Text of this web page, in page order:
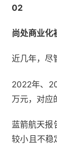
02
尚处商业化
近几年，尽
2022年、
万元，对应
蓝箭航天报
较小且不稳